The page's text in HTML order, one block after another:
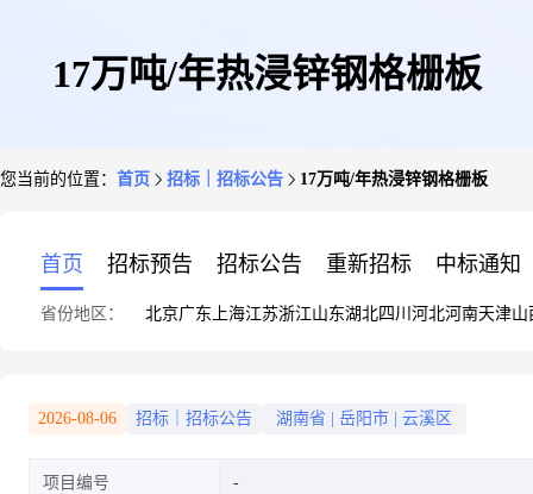
17万吨/年热浸锌钢格栅板
您当前的位置： 首页 招标｜招标公告 17万吨/年热浸锌钢格栅板
首页 招标预告 招标公告 重新招标 中标通知
省份地区： 北京广东 上海江苏浙江山东湖北四川 河北河南天津山
2026-08-06 招标｜招标公告 湖南省 岳阳市 云溪区
项目编号